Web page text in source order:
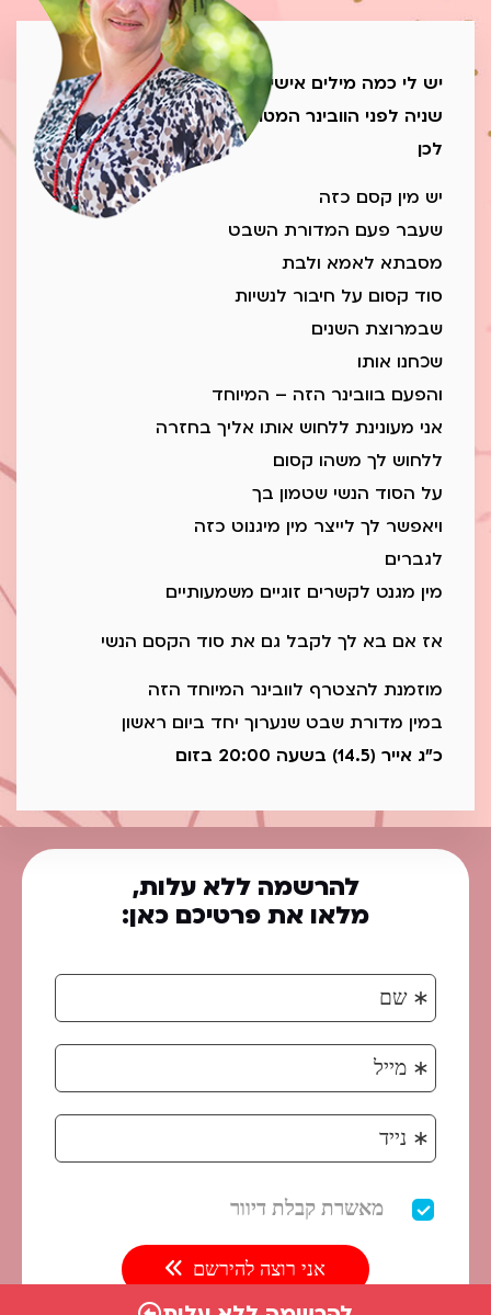
יש לי כמה מילים אישיות אלייך
שניה לפני הוובינר המטורף שאני עומדת להעביר
לכן
יש מין קסם כזה
שעבר פעם המדורת השבט
מסבתא לאמא ולבת
סוד קסום על חיבור לנשיות
שבמרוצת השנים
שכחנו אותו
והפעם בוובינר הזה – המיוחד
אני מעונינת ללחוש אותו אליך בחזרה
ללחוש לך משהו קסום
על הסוד הנשי שטמון בך
ויאפשר לך לייצר מין מיגנוט כזה
לגברים
מין מגנט לקשרים זוגיים משמעותיים
אז אם בא לך לקבל גם את סוד הקסם הנשי
מוזמנת להצטרף לוובינר המיוחד הזה
במין מדורת שבט שנערוך יחד ביום ראשון
כ"ג אייר (14.5) בשעה 20:00 בזום
להרשמה ללא עלות,
מלאו את פרטיכם כאן: